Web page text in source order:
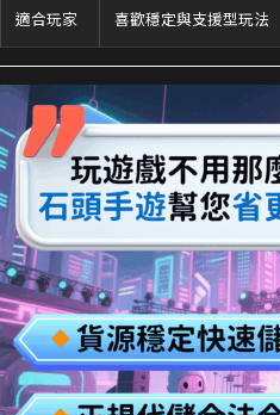
適合玩家 喜歡穩定與支援型玩法